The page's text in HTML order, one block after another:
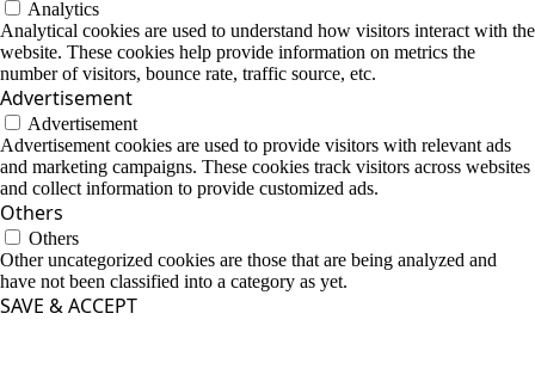
Analytics
Analytical cookies are used to understand how visitors interact with the
website. These cookies help provide information on metrics the
number of visitors, bounce rate, traffic source, etc.
Advertisement
Advertisement
Advertisement cookies are used to provide visitors with relevant ads
and marketing campaigns. These cookies track visitors across websites
and collect information to provide customized ads.
Others
Others
Other uncategorized cookies are those that are being analyzed and
have not been classified into a category as yet.
SAVE & ACCEPT